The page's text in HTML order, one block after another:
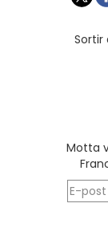
Sortir
Motta